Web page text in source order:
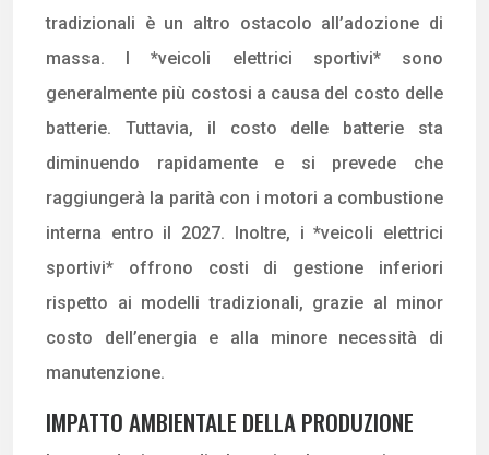
tradizionali è un altro ostacolo all’adozione di
massa. I *veicoli elettrici sportivi* sono
generalmente più costosi a causa del costo delle
batterie. Tuttavia, il costo delle batterie sta
diminuendo rapidamente e si prevede che
raggiungerà la parità con i motori a combustione
interna entro il 2027. Inoltre, i *veicoli elettrici
sportivi* offrono costi di gestione inferiori
rispetto ai modelli tradizionali, grazie al minor
costo dell’energia e alla minore necessità di
manutenzione.
IMPATTO AMBIENTALE DELLA PRODUZIONE